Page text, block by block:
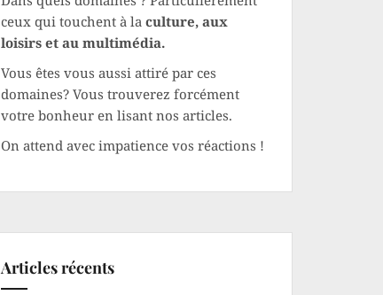
ceux qui touchent à la culture, aux
loisirs et au multimédia.
Vous êtes vous aussi attiré par ces
domaines? Vous trouverez forcément
votre bonheur en lisant nos articles.
On attend avec impatience vos réactions !
Articles récents